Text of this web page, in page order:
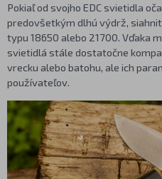
Pokiaľ od svojho EDC svietidla
predovšetkým dlhú výdrž,
typu 18650 alebo 21700. Vďaka
svietidlá stále dostatočne
vrecku alebo batohu, ale ich
používateľov.